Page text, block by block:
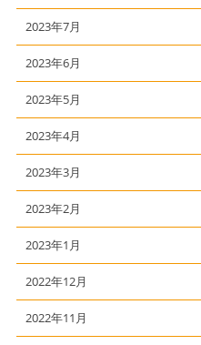
2023年7月
2023年6月
2023年5月
2023年4月
2023年3月
2023年2月
2023年1月
2022年12月
2022年11月